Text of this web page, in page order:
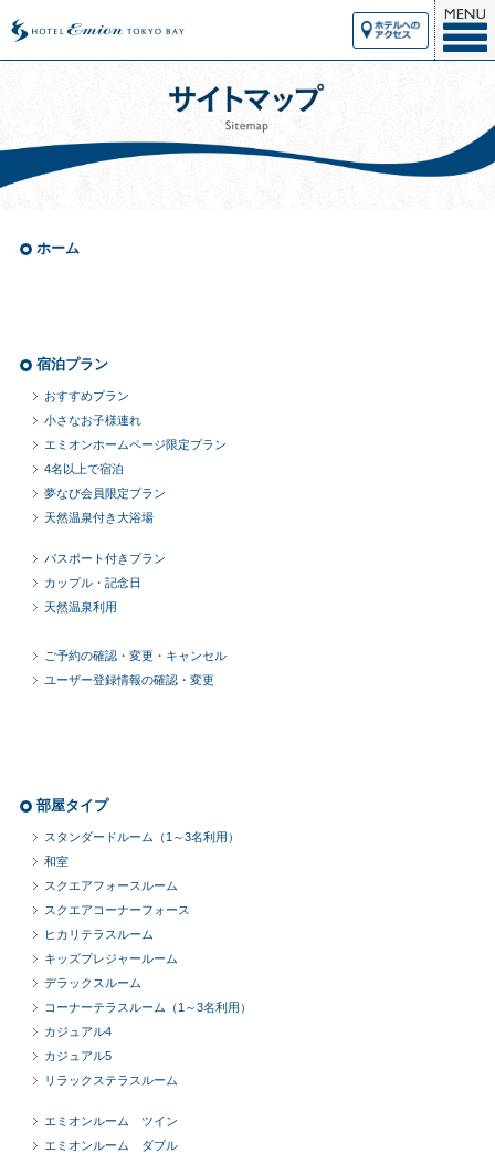
ホーム
宿泊プラン
おすすめプラン
小さなお子様連れ
エミオンホームページ限定プラン
4名以上で宿泊
夢なび会員限定プラン
天然温泉付き大浴場
パスポート付きプラン
カップル・記念日
天然温泉利用
ご予約の確認・変更・キャンセル
ユーザー登録情報の確認・変更
部屋タイプ
スタンダードルーム（1～3名利用）
和室
スクエアフォースルーム
スクエアコーナーフォース
ヒカリテラスルーム
キッズプレジャールーム
デラックスルーム
コーナーテラスルーム（1～3名利用）
カジュアル4
カジュアル5
リラックステラスルーム
エミオンルーム ツイン
エミオンルーム ダブル